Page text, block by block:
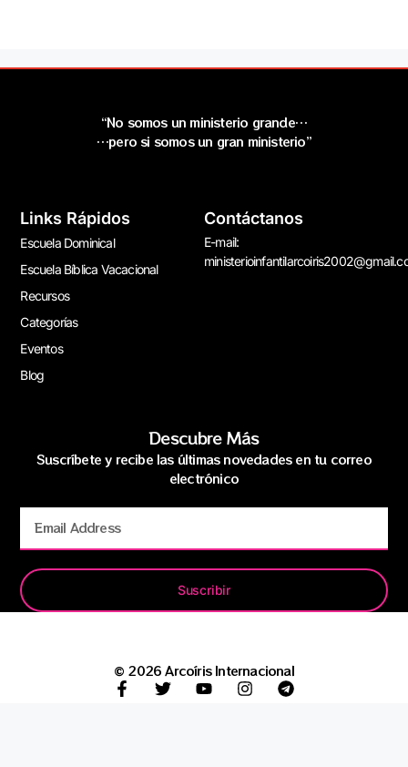
“No somos un ministerio grande…
…pero si somos un gran ministerio”
Links Rápidos
Escuela Dominical
Escuela Bíblica Vacacional
Recursos
Categorías
Eventos
Blog
Contáctanos
E-mail:
Descubre Más
Suscríbete y recibe las últimas novedades en tu correo
electrónico
Suscribir
© 2026 Arcoíris Internacional